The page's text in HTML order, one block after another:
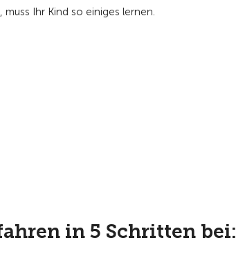
Ihr Kind so einiges lernen.
in 5 Schritten bei: